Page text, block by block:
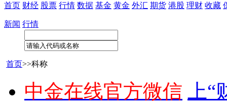
首页 财经 股票 行情 数据 基金 黄金 外汇 期货 港股 理财 收藏
新闻 行情
首页>>科称
中金在线官方微信
上